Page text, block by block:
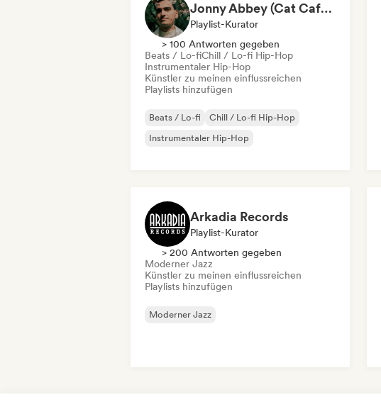
Jonny Abbey (Cat Café Records)
Playlist-Kurator
> 100 Antworten gegeben
Beats / Lo-fiChill / Lo-fi Hip-Hop
Instrumentaler Hip-Hop
Künstler zu meinen einflussreichen
Playlists hinzufügen
Beats / Lo-fi
Chill / Lo-fi Hip-Hop
Instrumentaler Hip-Hop
Arkadia Records
Playlist-Kurator
> 200 Antworten gegeben
Moderner Jazz
Künstler zu meinen einflussreichen
Playlists hinzufügen
Moderner Jazz